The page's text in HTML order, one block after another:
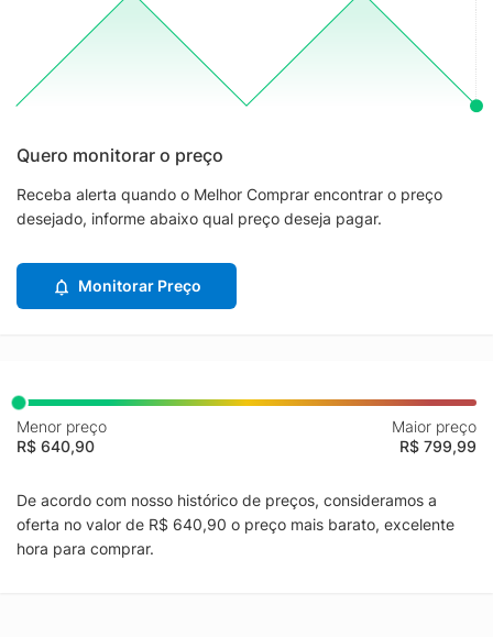
Quero monitorar o preço
Receba alerta quando o Melhor Comprar encontrar o preço
desejado, informe abaixo qual preço deseja pagar.
Monitorar Preço
Menor preço
R$ 640,90
Maior preço
R$ 799,99
De acordo com nosso histórico de preços, consideramos a
oferta no valor de R$ 640,90 o preço mais barato, excelente
hora para comprar.